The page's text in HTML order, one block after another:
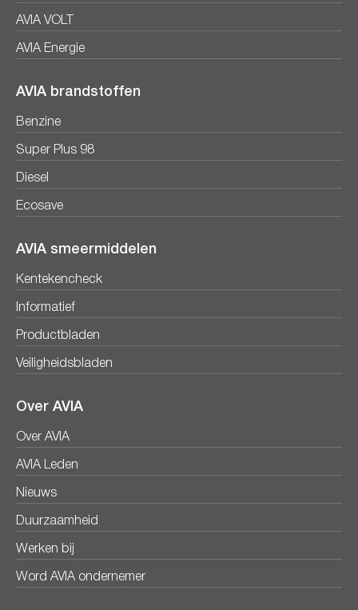
AVIA VOLT
AVIA Energie
AVIA brandstoffen
Benzine
Super Plus 98
Diesel
Ecosave
AVIA smeermiddelen
Kentekencheck
Informatief
Productbladen
Veiligheidsbladen
Over AVIA
Over AVIA
AVIA Leden
Nieuws
Duurzaamheid
Werken bij
Word AVIA ondernemer